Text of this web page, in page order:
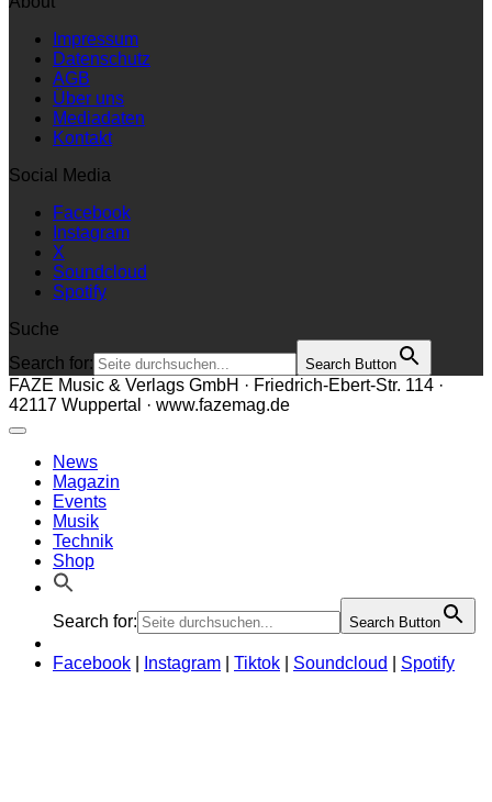
Impressum
Datenschutz
AGB
Über uns
Mediadaten
Kontakt
Social Media
Facebook
Instagram
X
Soundcloud
Spotify
Suche
Search for:
Search Button
FAZE Music & Verlags GmbH · Friedrich-Ebert-Str. 114 ·
42117 Wuppertal · www.fazemag.de
News
Magazin
Events
Musik
Technik
Shop
Search for: Search Button
Facebook Instagram Tiktok Soundcloud Spotify